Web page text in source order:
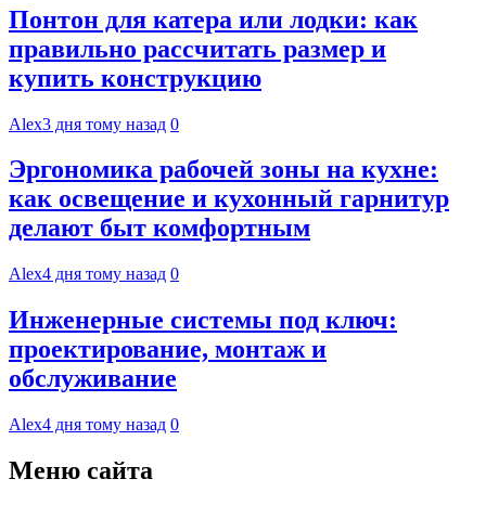
Понтон для катера или лодки: как
правильно рассчитать размер и
купить конструкцию
Alex3 дня тому назад 0
Эргономика рабочей зоны на кухне:
как освещение и кухонный гарнитур
делают быт комфортным
Alex4 дня тому назад 0
Инженерные системы под ключ:
проектирование, монтаж и
обслуживание
Alex4 дня тому назад 0
Меню сайта